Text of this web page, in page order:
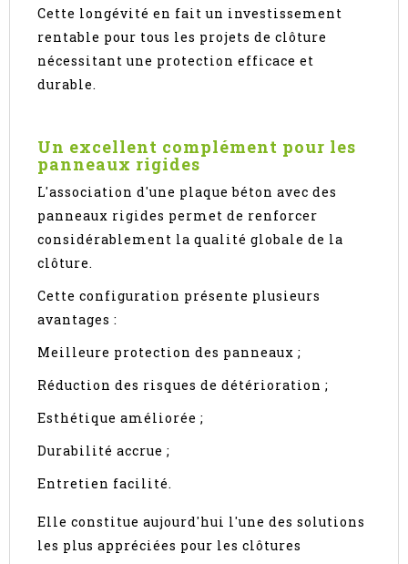
Cette longévité en fait un investissement
rentable pour tous les projets de clôture
nécessitant une protection efficace et
durable.
Un excellent complément pour les
panneaux rigides
L'association d'une plaque béton avec des
panneaux rigides permet de renforcer
considérablement la qualité globale de la
clôture.
Cette configuration présente plusieurs
avantages :
Meilleure protection des panneaux ;
Réduction des risques de détérioration ;
Esthétique améliorée ;
Durabilité accrue ;
Entretien facilité.
Elle constitue aujourd'hui l'une des solutions
les plus appréciées pour les clôtures